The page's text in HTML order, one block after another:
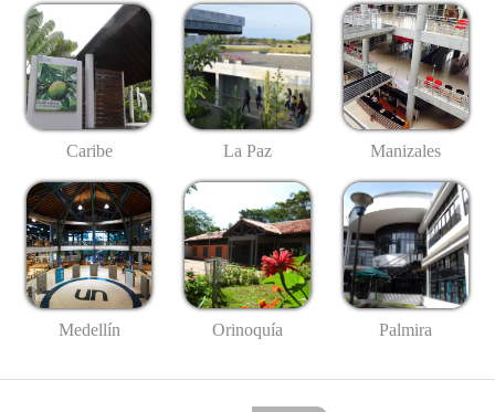
Caribe La Paz Manizales
Medellín Orinoquía Palmira